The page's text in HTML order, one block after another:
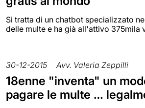
Si tratta di un chatbot specializzato
delle multe e ha già all'attivo 375mila
30-12-2015 Avv. Valeria Zeppilli
18enne "inventa" un
pagare le multe …